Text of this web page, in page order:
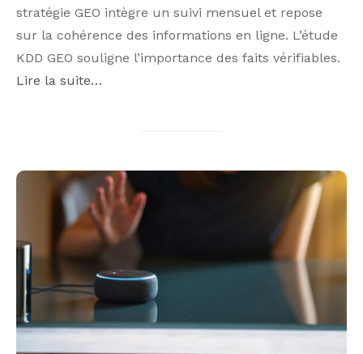
stratégie GEO intègre un suivi mensuel et repose
sur la cohérence des informations en ligne. L’étude
KDD GEO souligne l’importance des faits vérifiables.
Lire la suite…